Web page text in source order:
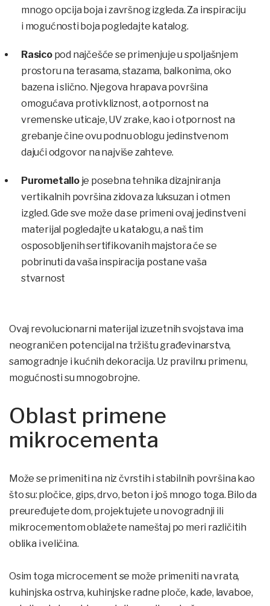
mnogo opcija boja i završnog izgleda. Za inspiraciju
i mogućnosti boja pogledajte katalog.
Rasicopod najčešće se primenjuje u spoljašnjem
prostoru na terasama, stazama, balkonima, oko
bazena i slično. Njegova hrapava površina
omogućava protivkliznost, a otpornost na
vremenske uticaje, UV zrake, kao i otpornost na
grebanje čine ovu podnu oblogu jedinstvenom
dajući odgovor na najviše zahteve.
Purometalloje posebna tehnika dizajniranja
vertikalnih površina zidova za luksuzan i otmen
izgled. Gde sve može da se primeni ovaj jedinstveni
materijal pogledajte u katalogu, a naš tim
osposobljenih sertifikovanih majstora će se
pobrinuti da vaša inspiracija postane vaša
stvarnost
Ovaj revolucionarni materijal izuzetnih svojstava ima
neograničen potencijal na tržištu građevinarstva,
samogradnje i kućnih dekoracija. Uz pravilnu primenu,
mogućnosti su mnogobrojne.
Oblast primene
mikrocementa
Može se primeniti na niz čvrstih i stabilnih površina kao
što su: pločice, gips, drvo, beton i još mnogo toga. Bilo da
preuređujete dom, projektujete u novogradnji ili
mikrocementom oblažete nameštaj po meri različitih
oblika i veličina.
Osim toga microcement se može primeniti na vrata,
kuhinjska ostrva, kuhinjske radne ploče, kade, lavaboe,